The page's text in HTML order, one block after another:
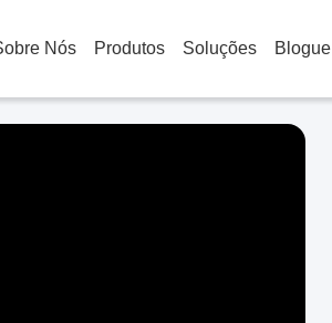
Nós Produtos Soluções Blogue